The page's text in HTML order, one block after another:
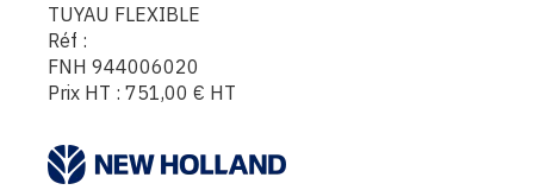
TUYAU FLEXIBLE
Réf :
FNH 944006020
Prix HT : 751,00 € HT